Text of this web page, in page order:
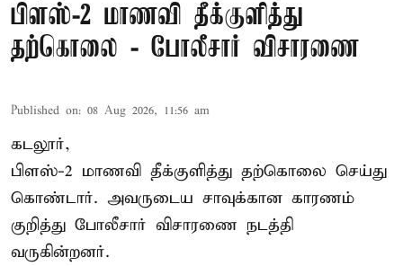
பிளஸ்-2 மாணவி தீக்குளித்து
தற்கொலை - போலீசார் விசாரணை
Published on: 08 Aug 2026, 11:56 am
கடலூர்,
பிளஸ்-2 மாணவி தீக்குளித்து தற்கொலை செய்து
கொண்டார். அவருடைய சாவுக்கான காரணம்
குறித்து போலீசார் விசாரணை நடத்தி
வருகின்றனர்.